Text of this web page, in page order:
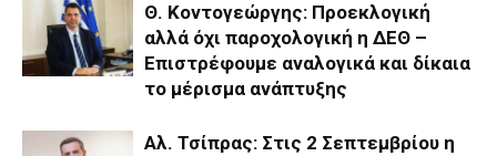
Θ. Κοντογεώργης: Προεκλογική
αλλά όχι παροχολογική η ΔΕΘ –
Επιστρέφουμε αναλογικά και δίκαια
το μέρισμα ανάπτυξης
Αλ. Τσίπρας: Στις 2 Σεπτεμβρίου η